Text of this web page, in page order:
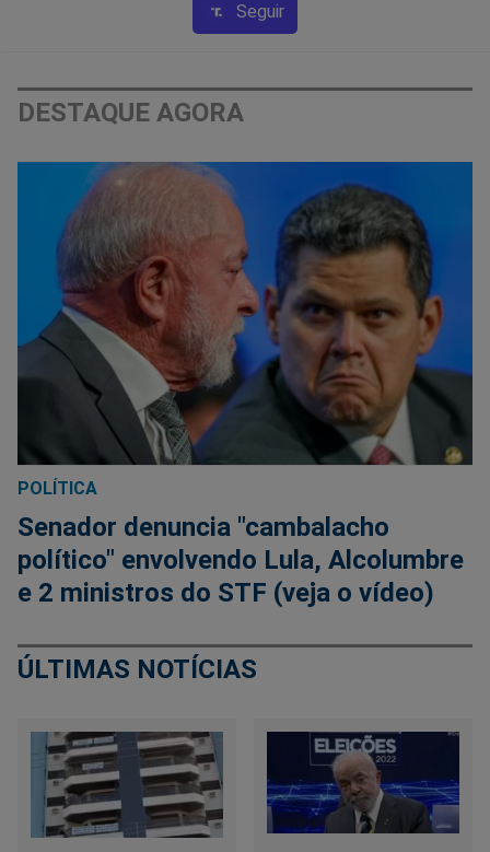
Seguir
DESTAQUE AGORA
POLÍTICA
Senador denuncia "cambalacho
político" envolvendo Lula, Alcolumbre
e 2 ministros do STF (veja o vídeo)
ÚLTIMAS NOTÍCIAS